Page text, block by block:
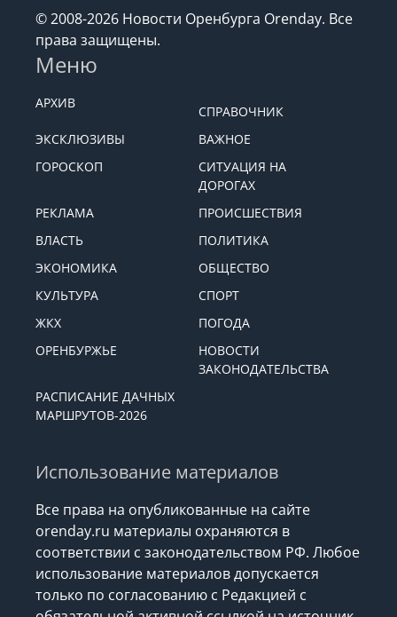
© 2008-2026 Новости Оренбурга Orenday. Все
права защищены.
Меню
АРХИВ
СПРАВОЧНИК
ЭКСКЛЮЗИВЫ
ВАЖНОЕ
ГОРОСКОП
СИТУАЦИЯ НА
ДОРОГАХ
РЕКЛАМА
ПРОИСШЕСТВИЯ
ВЛАСТЬ
ПОЛИТИКА
ЭКОНОМИКА
ОБЩЕСТВО
КУЛЬТУРА
СПОРТ
ЖКХ
ПОГОДА
ОРЕНБУРЖЬЕ
НОВОСТИ
ЗАКОНОДАТЕЛЬСТВА
РАСПИСАНИЕ ДАЧНЫХ
МАРШРУТОВ-2026
Использование материалов
Все права на опубликованные на сайте
orenday.ru материалы охраняются в
соответствии с законодательством РФ. Любое
использование материалов допускается
только по согласованию с Редакцией с